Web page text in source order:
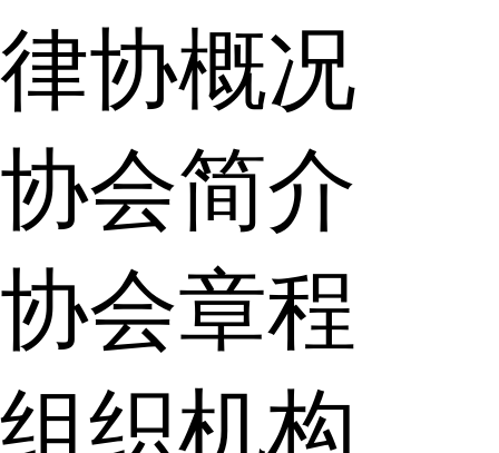
律协概况
协会简介
协会章程
组织机构